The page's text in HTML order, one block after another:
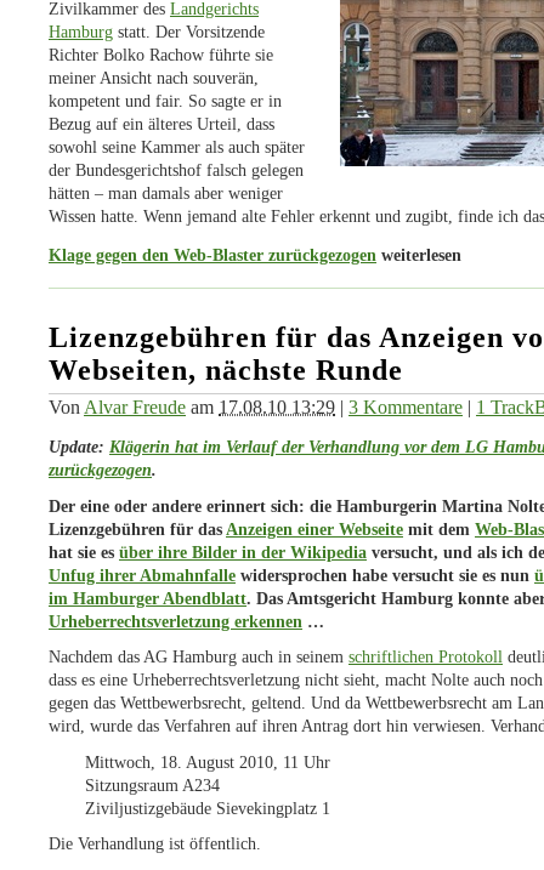
Zivilkammer des Landgerichts
Hamburg statt. Der Vorsitzende
Richter Bolko Rachow führte sie
meiner Ansicht nach souverän,
kompetent und fair. So sagte er in
Bezug auf ein älteres Urteil, dass
sowohl seine Kammer als auch später
der Bundesgerichtshof falsch gelegen
hätten – man damals aber weniger
Wissen hatte. Wenn jemand alte Fehler erkennt und zugibt, finde ich
Klage gegen den Web-Blaster zurückgezogen weiterlesen
Lizenzgebühren für das Anzeigen
Webseiten, nächste Runde
Von Alvar Freude am 17.08.10 13:29 | 3 Kommentare | 1
Update: Klägerin hat im Verlauf der Verhandlung vor dem LG
zurückgezogen.
Der eine oder andere erinnert sich: die Hamburgerin Martina
Lizenzgebühren für das Anzeigen einer Webseite mit dem Web-
hat sie es über ihre Bilder in der Wikipedia versucht, und als ich
Unfug ihrer Abmahnfalle widersprochen habe versucht sie es nun
im Hamburger Abendblatt. Das Amtsgericht Hamburg konnte
Urheberrechtsverletzung erkennen …
Nachdem das AG Hamburg auch in seinem schriftlichen Protokoll
dass es eine Urheberrechtsverletzung nicht sieht, macht Nolte auch
gegen das Wettbewerbsrecht, geltend. Und da Wettbewerbsrecht am
wird, wurde das Verfahren auf ihren Antrag dort hin verwiesen.
Mittwoch, 18. August 2010, 11 Uhr
Sitzungsraum A234
Ziviljustizgebäude Sievekingplatz 1
Die Verhandlung ist öffentlich.